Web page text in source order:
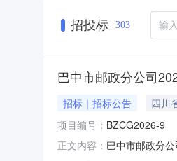
招投标 303
巴中市邮政分公司
招标｜招标公告 四川
项目编号： BZCG2026-9
正文内容： 巴中市邮政分